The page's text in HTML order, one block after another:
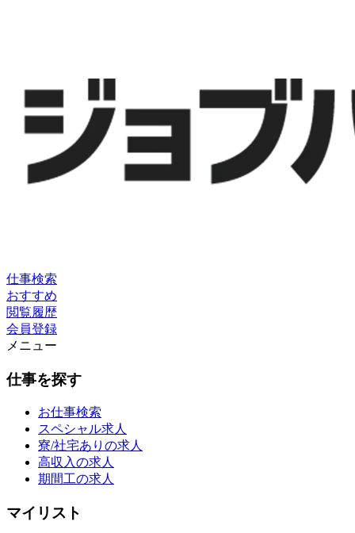
仕事検索
おすすめ
閲覧履歴
会員登録
メニュー
仕事を探す
お仕事検索
スペシャル求人
寮/社宅ありの求人
高収入の求人
期間工の求人
マイリスト